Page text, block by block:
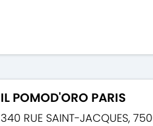
IL POMOD'ORO PARIS
340 RUE SAINT-JACQUES,